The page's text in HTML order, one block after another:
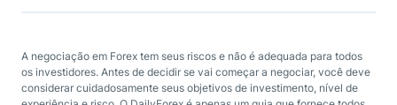
A negociação em Forex tem seus riscos e não é adequada para todos
os investidores. Antes de decidir se vai começar a negociar, você deve
considerar cuidadosamente seus objetivos de investimento, nível de